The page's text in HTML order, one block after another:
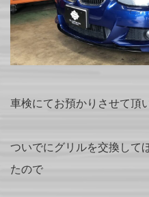
車検にてお預かりさせて頂
ついでにグリルを交換して
たので